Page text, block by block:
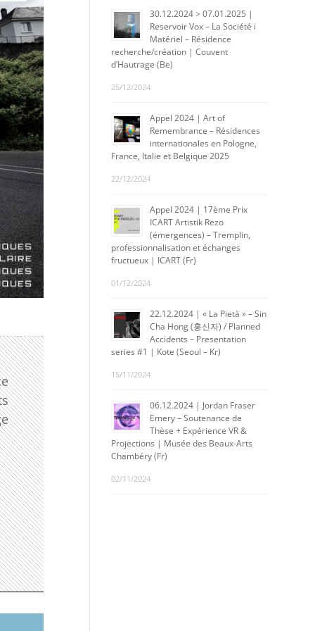
30.12.2024 > 07.01.2025 |
Reservoir Vox – La Société i
Matériel – Résidence
recherche/création | Couvent
d’Hautrage (Be)
25/12/2024
Appel 2024 | Art of
Remembrance – Résidences
internationales en Pologne,
France, Italie et Belgique 2025
22/12/2024
Appel 2024 | 17ème Prix
ICART Artistik Rezo
(émergences) – Tremplin,
professionnalisation et échanges
fructueux | ICART (Fr)
01/12/2024
22.12.2024 | « La Pietà » – Sin
Cha Hong (홍신자) / Planned
Accidents – Presentation
series #1 | Kote (Seoul – Kr)
15/11/2024
06.12.2024 | Jordan Fraser
Emery – Soutenance de
Thèse + Expérience VR &
Projections | Musée des Beaux-Arts
Chambéry (Fr)
02/11/2024